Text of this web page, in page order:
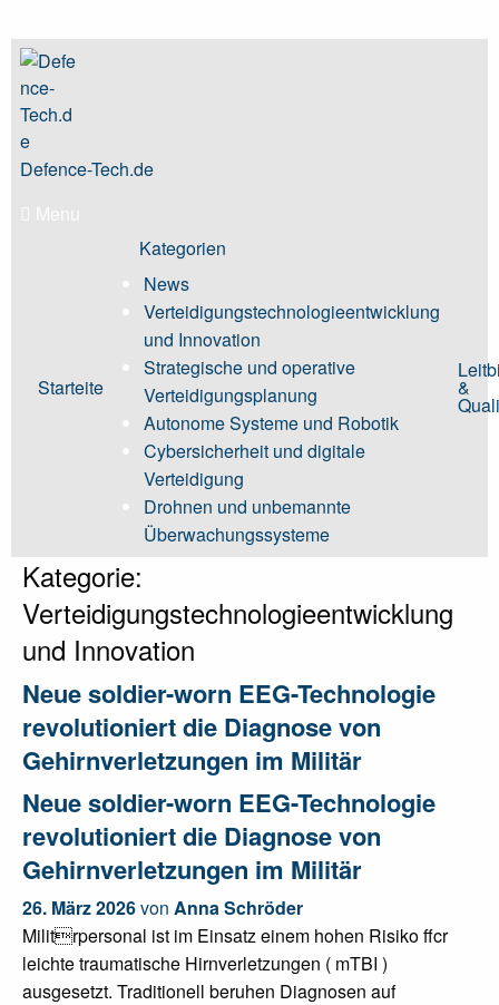
Skip
content
Defence-Tech.de
Menu
Starteite
Kategorien
News
Verteidigungstechnologieentwicklung
und Innovation
Strategische und operative
Verteidigungsplanung
Autonome Systeme und Robotik
Cybersicherheit und digitale
Verteidigung
Drohnen und unbemannte
Überwachungssysteme
&
Kategorie:
Verteidigungstechnologieentwicklung
und Innovation
Neue soldier-worn EEG-Technologie
revolutioniert die Diagnose von
Gehirnverletzungen im Militär
Neue soldier-worn EEG-Technologie
revolutioniert die Diagnose von
Gehirnverletzungen im Militär
26. März 2026von Anna Schröder
Militrpersonal ist im Einsatz einem hohen Risiko ffcr
leichte traumatische Hirnverletzungen ( mTBI )
ausgesetzt. Traditionell beruhen Diagnosen auf